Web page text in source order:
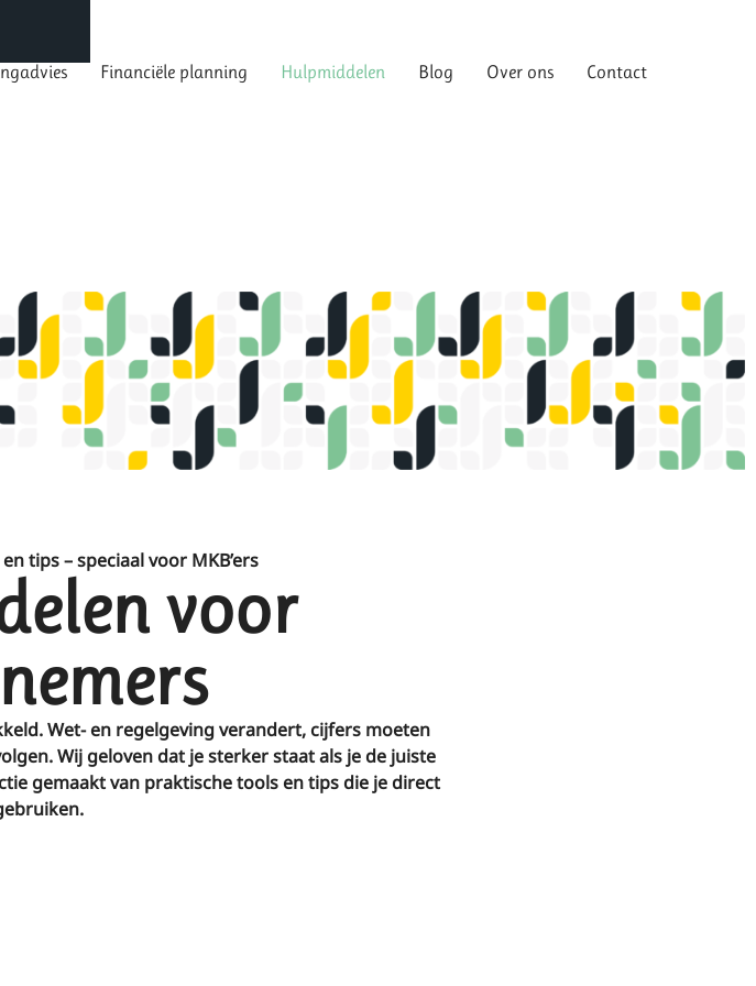
Financiële planning Hulpmiddelen Blog Over ons Contact
tips – speciaal voor MKB’ers
voor
Wet- en regelgeving verandert, cijfers moeten
Wij geloven dat je sterker staat als je de juiste
gemaakt van praktische tools en tips die je direct